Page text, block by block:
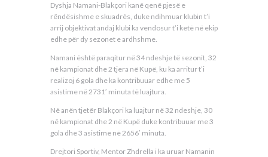
Dyshja Namani-Blakçori kanë qenë pjesë e
rëndësishme e skuadrës, duke ndihmuar klubin t’i
arrij objektivat andaj klubi ka vendosur t’i ketë në ekip
edhe për dy sezonet e ardhshme.
Namani është paraqitur në 34 ndeshje të sezonit, 32
në kampionat dhe 2 tjera në Kupë, ku ka arritur t’i
realizoj 6 gola dhe ka kontribuuar edhe me 5
asistime në 2731′ minuta të luajtura.
Në anën tjetër Blakçori ka luajtur në 32 ndeshje, 30
në kampionat dhe 2 në Kupë duke kontribuuar me 3
gola dhe 3 asistime në 2656′ minuta.
Drejtori Sportiv, Mentor Zhdrella i ka uruar Namanin